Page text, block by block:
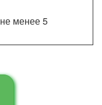
не менее 5